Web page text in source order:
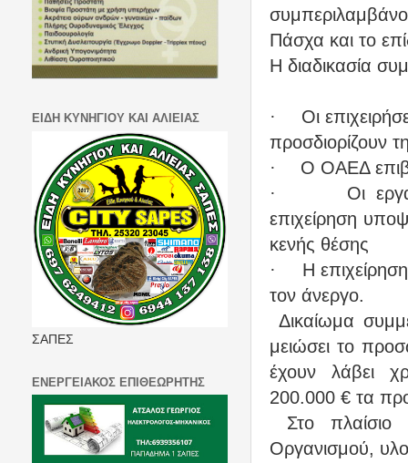
Πάσχα και το
Η διαδικασία
·
Οι
προσδιορίζουν
·
Ο ΟΑΕΔ
·
Οι
επιχείρηση
κενής θέσης
·
Η
τον άνεργο.
Δικαίωμα
μειώσει το
έχουν λάβει
200.000 € τα
Στο πλαίσιο
Οργανισμού,
ΕΙΔΗ ΚΥΝΗΓΙΟΥ ΚΑΙ ΑΛΙΕΙΑΣ
ΣΑΠΕΣ
ΕΝΕΡΓΕΙΑΚΟΣ ΕΠΙΘΕΩΡΗΤΗΣ